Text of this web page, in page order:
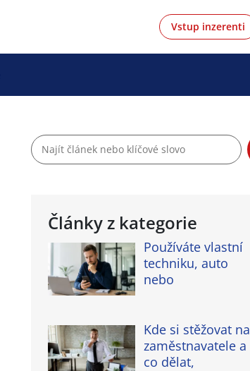
Vstup inzerenti
Články z kategorie
Používáte vlastní
techniku, auto
nebo
Kde si stěžovat na
zaměstnavatele a
co dělat,